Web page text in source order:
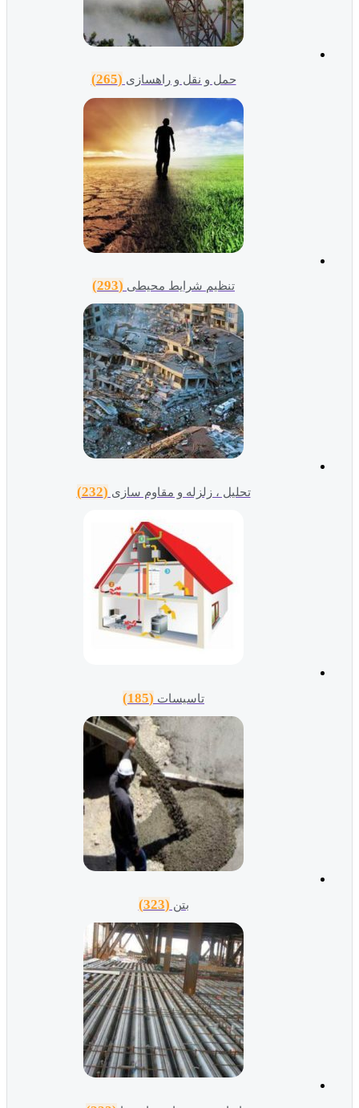
حمل و نقل و راهسازی (265)
تنظیم شرایط محیطی (293)
تحلیل ، زلزله و مقاوم سازی(232)
تاسیسات(185)